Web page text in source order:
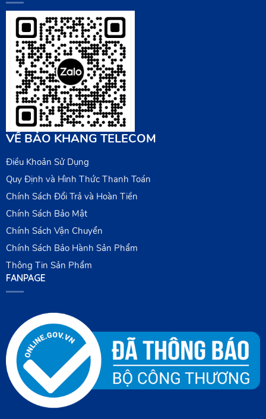
VỀ BẢO KHANG TELECOM
Điều Khoản Sử Dụng
Quy Định và Hình Thức Thanh Toán
Chính Sách Đổi Trả và Hoàn Tiền
Chính Sách Bảo Mật
Chính Sách Vận Chuyển
Chính Sách Bảo Hành Sản Phẩm
Thông Tin Sản Phẩm
FANPAGE